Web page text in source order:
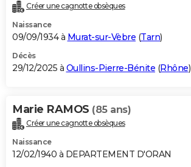
Créer une cagnotte obsèques
Naissance
09/09/1934 à Murat-sur-Vèbre (Tarn)
Décès
29/12/2025 à Oullins-Pierre-Bénite (Rhône)
Marie RAMOS (85 ans)
Créer une cagnotte obsèques
Naissance
12/02/1940 à DEPARTEMENT D'ORAN